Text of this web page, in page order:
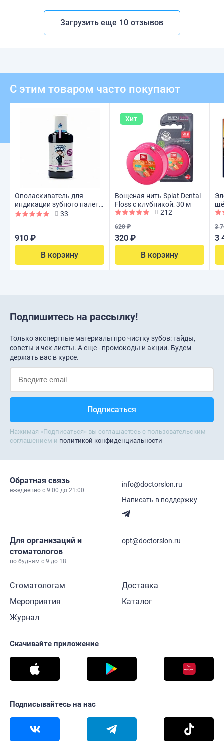
Загрузить еще 10 отзывов
С этим товаром часто покупают
Ополаскиватель для
индикации зубного налета
miradent Plaque Agent 250
33
910 ₽
В корзину
Хит
Вощеная нить Splat Dental
Floss с клубникой, 30 м
212
620 ₽
320 ₽
В корзину
3
3
Подпишитесь на рассылку!
Только экспертные материалы про чистку зубов: гайды,
советы и чек листы. А еще - промокоды и акции. Будем
держать вас в курсе.
Нажимая «Подписаться» вы соглашаетесь с пользовательским
соглашением и политикой конфиденциальности
Обратная связь
ежедневно c 9:00 до 21:00
info@doctorslon.ru
Написать в поддержку
Для организаций и
стоматологов
по будням с 9 до 18
opt@doctorslon.ru
Стоматологам
Мероприятия
Журнал
Доставка
Каталог
Скачивайте приложение
Подписывайтесь на нас